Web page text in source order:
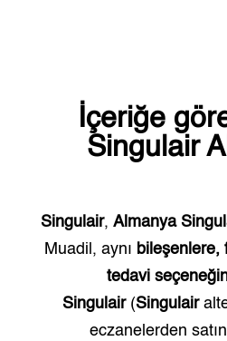
İçeriğe
Singulair
Singulair, Almanya
Muadil, aynı bileşenlere,
tedavi
Singulair(Singulair
eczanelerden